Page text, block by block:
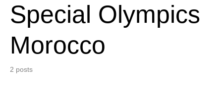
Special Olympics
Morocco
2 posts